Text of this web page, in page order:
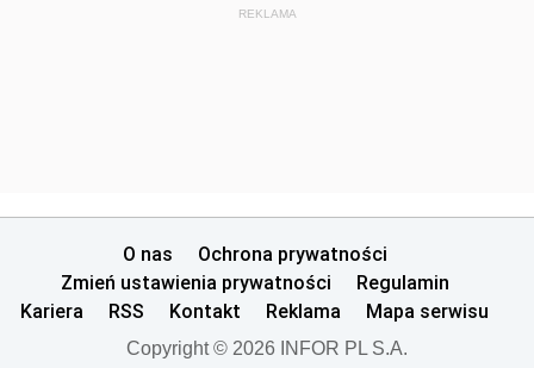
REKLAMA
O nas
Ochrona prywatności
Zmień ustawienia prywatności
Regulamin
Kariera
RSS Kontakt Reklama Mapa serwisu
Copyright © 2026 INFOR PL S.A.